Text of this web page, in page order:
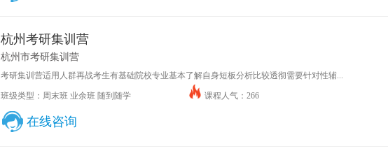
杭州考研集训营
杭州市考研集训营
考研集训营适用人群再战考生有基础院校专业基本了解自身短板分析比较透彻需要针对性辅...
班级类型：周末班 业余班 随到随学 课程人气：266
在线咨询